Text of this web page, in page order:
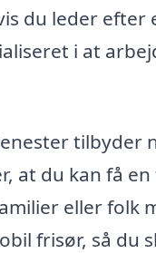
du leder efter
i at
tilbyder
at du kan få
eller folk
frisør, så du